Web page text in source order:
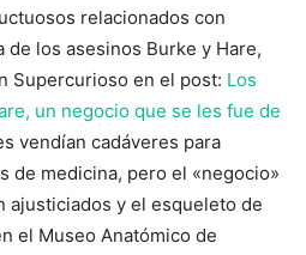
relacionados con
los asesinos Burke y Hare,
Supercurioso en el post: Los
un negocio que se les fue de
vendían cadáveres para
de medicina, pero el «negocio»
ajusticiados y el esqueleto de
el Museo Anatómico de